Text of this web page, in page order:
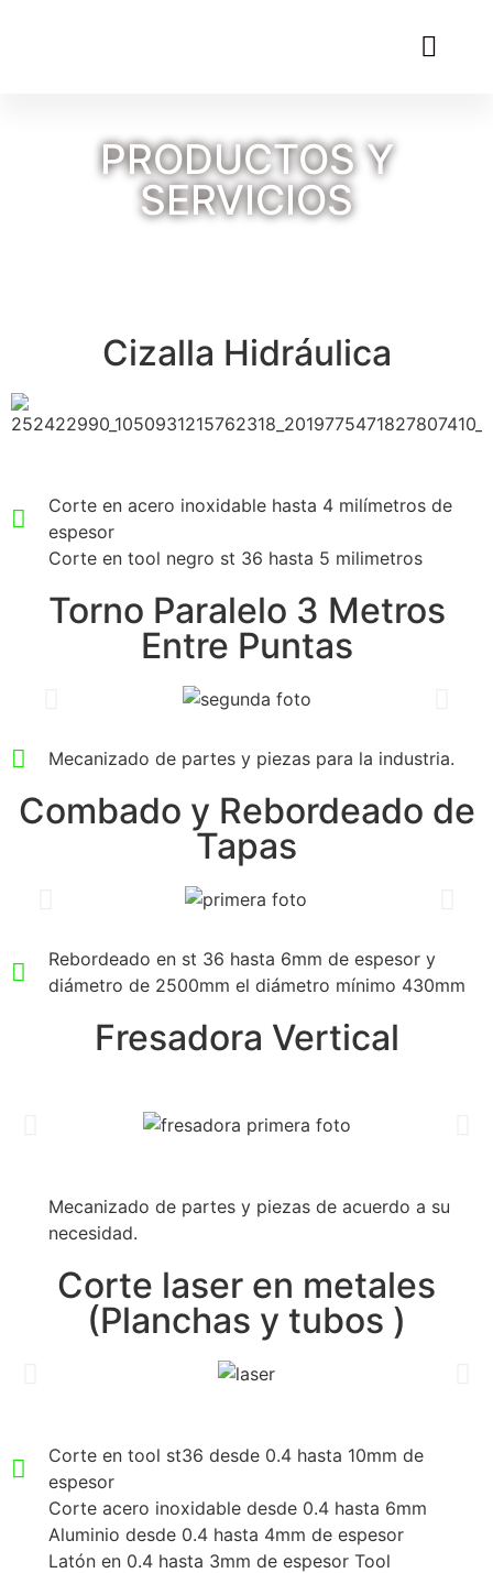
PRODUCTOS Y
SERVICIOS
Cizalla Hidráulica
Corte en acero inoxidable hasta 4 milímetros de
espesor
Corte en tool negro st 36 hasta 5 milimetros
Torno Paralelo 3 Metros
Entre Puntas
Mecanizado de partes y piezas para la industria.
Combado y Rebordeado de
Tapas
Rebordeado en st 36 hasta 6mm de espesor y
diámetro de 2500mm el diámetro mínimo 430mm
Fresadora Vertical
Mecanizado de partes y piezas de acuerdo a su
necesidad.
Corte laser en metales
(Planchas y tubos )
Corte en tool st36 desde 0.4 hasta 10mm de
espesor
Corte acero inoxidable desde 0.4 hasta 6mm
Aluminio desde 0.4 hasta 4mm de espesor
Latón en 0.4 hasta 3mm de espesor Tool